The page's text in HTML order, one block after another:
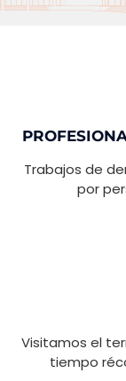
Trabajos de
por
Visitamos el
tiempo